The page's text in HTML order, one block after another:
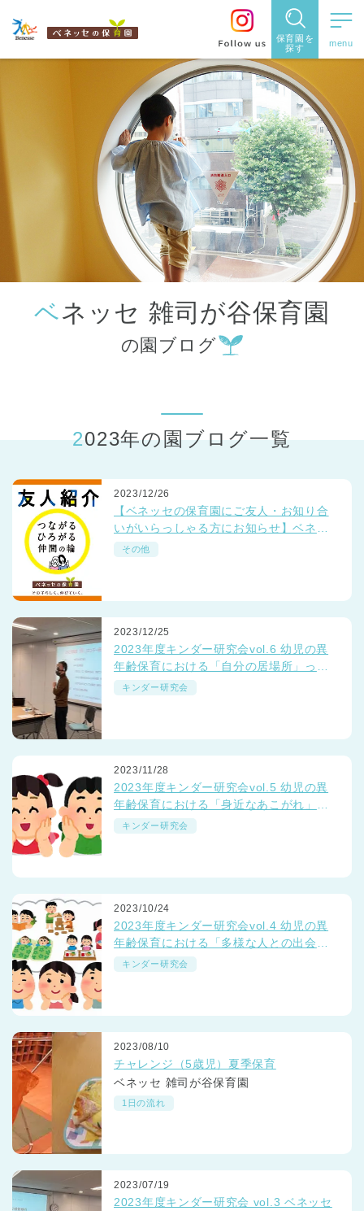
保育園を
探す
保育園を探す
住所・駅
名から探
す
都道府県
から探す
ベネッセ 雑司が谷保育園
の園ブログ
2023年の園ブログ一覧
2023/12/26
【ベネッセの保育園にご友人・お知り合
いがいらっしゃる方にお知らせ】ベネッ
セの保育園でいっしょに働きませんか？
その他
2023/12/25
2023年度キンダー研究会vol.6 幼児の異
年齢保育における「自分の居場所」っ
て？
キンダー研究会
2023/11/28
2023年度キンダー研究会vol.5 幼児の異
年齢保育における「身近なあこがれ」っ
て？
キンダー研究会
2023/10/24
2023年度キンダー研究会vol.4 幼児の異
年齢保育における「多様な人との出会
い」って？
キンダー研究会
2023/08/10
チャレンジ（5歳児）夏季保育
ベネッセ 雑司が谷保育園
1日の流れ
2023/07/19
2023年度キンダー研究会 vol.3 ベネッセ